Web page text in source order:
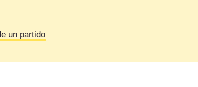
un partido